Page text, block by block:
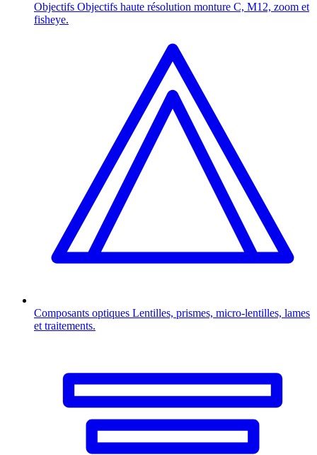
Objectifs Objectifs haute résolution monture C, M12, zoom et
fisheye.
Composants optiques Lentilles, prismes, micro-lentilles, lames
et traitements.